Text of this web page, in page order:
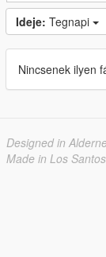
Ideje: Tegnapi
Nincsenek ilyen
Designed in
Made in Los Santos